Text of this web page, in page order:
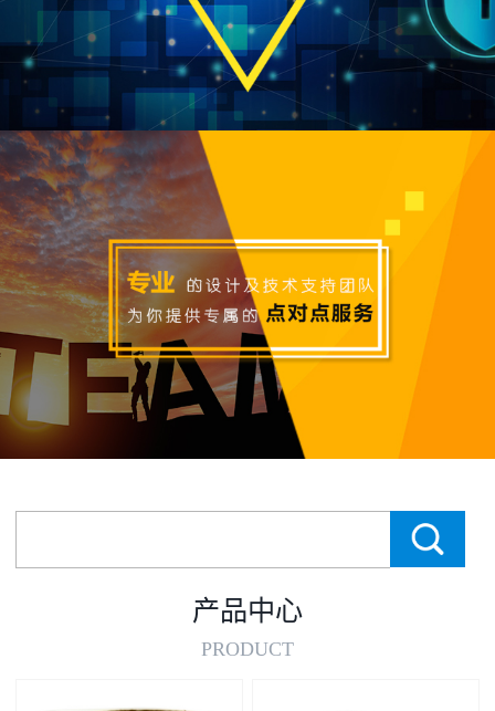
产品中心
PRODUCT